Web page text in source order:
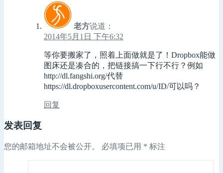
老方说道：
2014年5月1日 下午6:32
等你要搬家了，照着上面做就是了！Dropbox能做
图床还是凑合的，把链接搞一下行不行？例如
http://dl.fangshi.org/代替
https://dl.dropboxusercontent.com/u/ID/可以吗？
回复
发表回复
您的邮箱地址不会被公开。 必填项已用 * 标注